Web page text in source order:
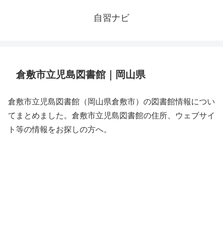
自習ナビ
倉敷市立児島図書館｜岡山県
倉敷市立児島図書館（岡山県倉敷市）の図書館情報につい
てまとめました。倉敷市立児島図書館の住所、ウェブサイ
ト等の情報をお探しの方へ。